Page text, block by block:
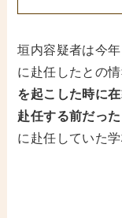
垣内容疑者は今
に赴任したとの
を起こした時に
赴任する前だった
に赴任していた